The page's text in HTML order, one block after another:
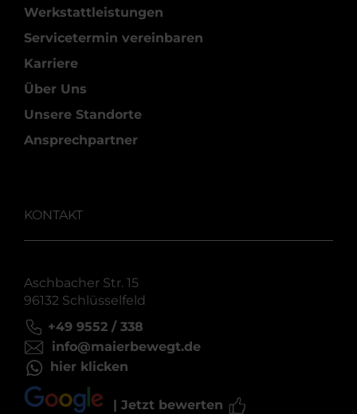
Werkstattleistungen
Servicetermin vereinbaren
Karriere
Über Uns
Unsere Standorte
Ansprechpartner
KONTAKT
Aschbacher Str. 15
96132 Schlüsselfeld
+49 9552 / 338
info@maierbewegt.de
hier klicken
| Jetzt bewerten